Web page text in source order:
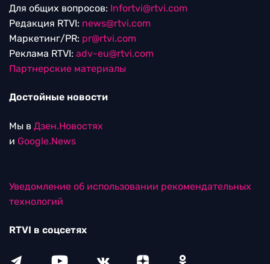
Для общих вопросов: Infortvi@rtvi.com
Редакция RTVI: news@rtvi.com
Маркетинг/PR: pr@rtvi.com
Реклама RTVI: adv-eu@rtvi.com
Партнерские материалы
Достойные новости
Мы в Дзен.Новостях
и Google.News
Уведомление об использовании рекомендательных
технологий
RTVI в соцсетях